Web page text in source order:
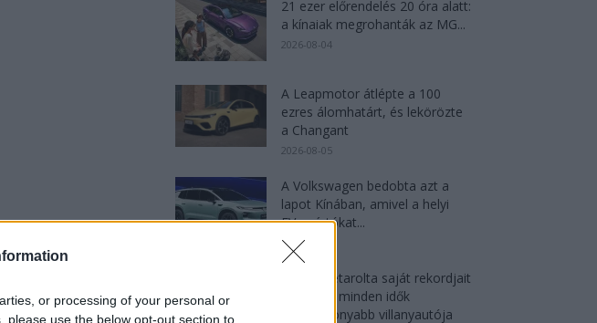
or processing of your personal or
please use the below opt-out section to
21 ezer előrendelés 20 óra alatt:
a kínaiak megrohanták az MG...
2026-08-04
A Leapmotor átlépte a 100
ezres álomhatárt, és lekörözte
a Changant
2026-08-05
A Volkswagen bedobta azt a
lapot Kínában, amivel a helyi
EV-gyártókat...
2026-08-04
Az Audi letarolta saját rekordjait
— készül minden idők
leghatékonyabb villanyautója